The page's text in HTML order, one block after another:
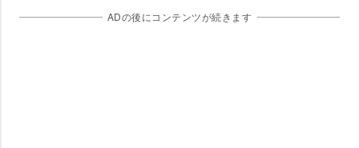
ADの後にコンテンツが続きます